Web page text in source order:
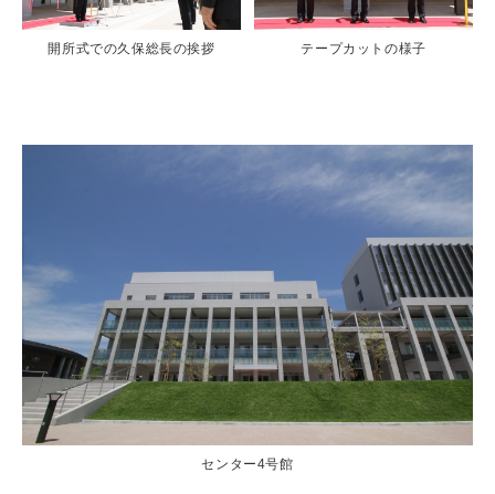
開所式での久保総長の挨拶 テープカットの様子
センター4号館